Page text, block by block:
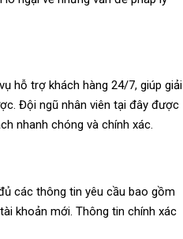
hỗ trợ khách hàng 24/7, giúp giải
Đội ngũ nhân viên tại đây được
nhanh chóng và chính xác.
các thông tin yêu cầu bao gồm
khoản mới. Thông tin chính xác